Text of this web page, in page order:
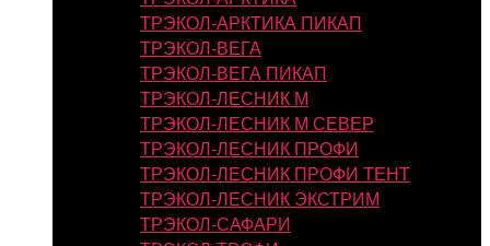
ТРЭКОЛ-АРКТИКА ПИКАП
ТРЭКОЛ-ВЕГА
ТРЭКОЛ-ВЕГА ПИКАП
ТРЭКОЛ-ЛЕСНИК М
ТРЭКОЛ-ЛЕСНИК М СЕВЕР
ТРЭКОЛ-ЛЕСНИК ПРОФИ
ТРЭКОЛ-ЛЕСНИК ПРОФИ ТЕНТ
ТРЭКОЛ-ЛЕСНИК ЭКСТРИМ
ТРЭКОЛ-САФАРИ